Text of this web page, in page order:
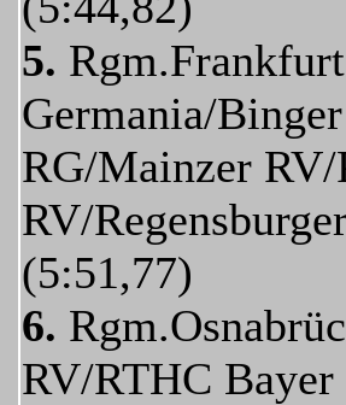
5.
Germania/Binger
RG/Mainzer RV/
RV/
(5:51,77)
6.
RV/RTHC Bayer